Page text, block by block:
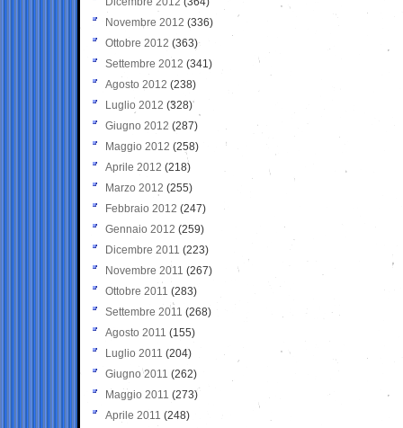
Novembre 2012 (336)
Ottobre 2012 (363)
Settembre 2012 (341)
Agosto 2012 (238)
Luglio 2012 (328)
Giugno 2012 (287)
Maggio 2012 (258)
Aprile 2012 (218)
Marzo 2012 (255)
Febbraio 2012 (247)
Gennaio 2012 (259)
Dicembre 2011 (223)
Novembre 2011 (267)
Ottobre 2011 (283)
Settembre 2011 (268)
Agosto 2011 (155)
Luglio 2011 (204)
Giugno 2011 (262)
Maggio 2011 (273)
Aprile 2011 (248)